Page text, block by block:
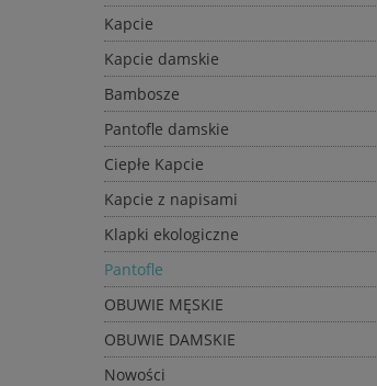
Kapcie
Kapcie damskie
Bambosze
Pantofle damskie
Ciepłe Kapcie
Kapcie z napisami
Klapki ekologiczne
Pantofle
OBUWIE MĘSKIE
OBUWIE DAMSKIE
Nowości